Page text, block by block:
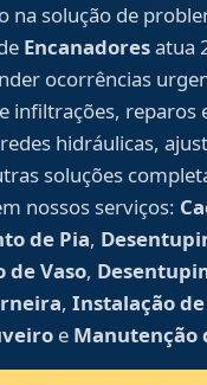
na solução de
Encanadoresatua
ocorrências
infiltrações, reparos
hidráulicas,
soluções
nossos serviços:
de Pia,
de Vaso,
, Instalação de
e Manutenção